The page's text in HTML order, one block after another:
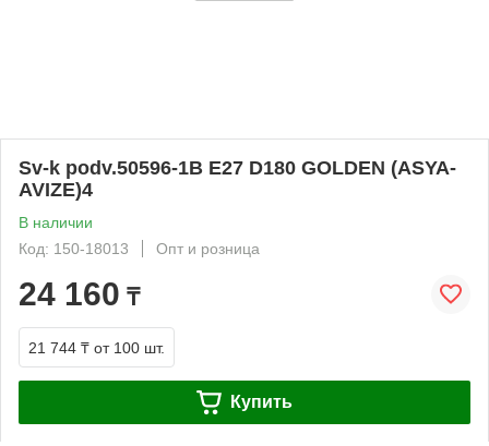
Sv-k podv.50596-1B E27 D180 GOLDEN (ASYA-
AVIZE)4
В наличии
Код: 150-18013
Опт и розница
24 160 ₸
21 744 ₸ от 100 шт.
Купить